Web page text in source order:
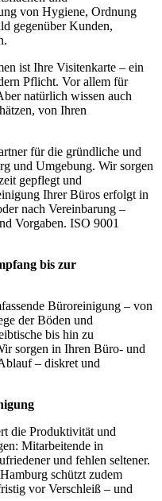
von Hygiene, Ordnung
gegenüber Kunden,
ist Ihre Visitenkarte – ein
Pflicht. Vor allem für
natürlich wissen auch
von Ihren
für die gründliche und
und Umgebung. Wir sorgen
gepflegt und
Ihrer Büros erfolgt in
nach Vereinbarung –
Vorgaben. ISO 9001
bis zur
Büroreinigung – von
der Böden und
bis hin zu
sorgen in Ihren Büro- und
– diskret und
die Produktivität und
Mitarbeitende in
und fehlen seltener.
schützt zudem
vor Verschleiß – und